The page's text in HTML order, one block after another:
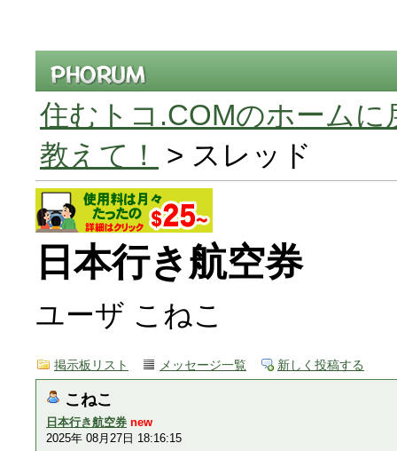
住むトコ.COMのホームに
教えて！
> スレッド
日本行き航空券
ユーザ こねこ
掲示板リスト メッセージ一覧 新しく投稿する
こねこ
日本行き航空券 new
2025年 08月27日 18:16:15